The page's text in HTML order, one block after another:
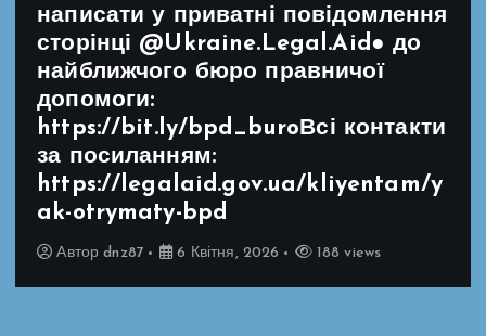
написати у приватні повідомлення
сторінці @Ukraine.Legal.Aid● до
найближчого бюро правничої
допомоги:
https://bit.ly/bpd_buroВсі контакти
за посиланням:
https://legalaid.gov.ua/kliyentam/y
ak-otrymaty-bpd
Авторdnz87 6 Квітня, 2026 188 views